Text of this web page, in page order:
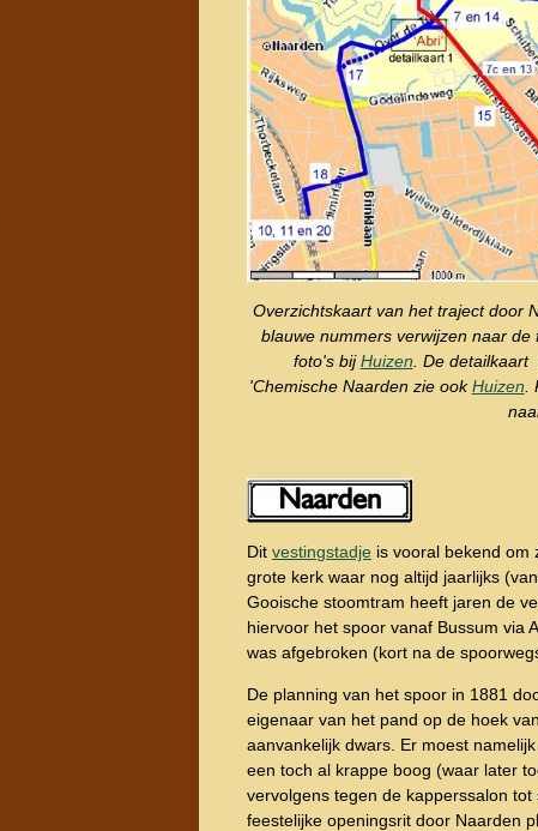
Overzichtskaart van het traject door
blauwe nummers verwijzen naar
foto's bijHuizen . De
'Chemische Naarden zie ookHuizen
Dit vestingstadje is vooral bekend om
grote kerk waar nog altijd jaarlijks
Gooische stoomtram heeft jaren de
hiervoor het spoor vanaf Bussum via
was afgebroken (kort na de
De planning van het spoor in 1881
eigenaar van het pand op de hoek
aanvankelijk dwars. Er moest
een toch al krappe boog (waar later
vervolgens tegen de kapperssalon
feestelijke openingsrit door Naarden